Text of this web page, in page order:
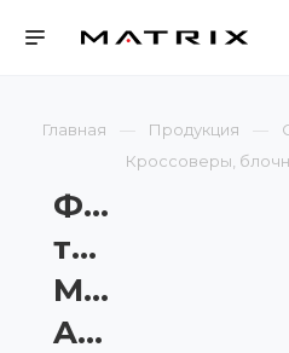
Главная Продукция
Кроссоверы,
тренажёр
Matrix
Aura